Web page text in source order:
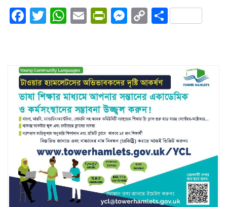
Facebook
Twitter
WhatsApp
EmailPrintFriendly
Messenger
CopyShare